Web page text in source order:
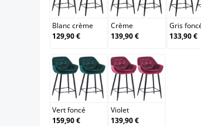
Blanc crème
129,90 €
Crème
139,90 €
Gris
133,90 €
Vert foncé
Vert foncé
159,90 €
Violet
Violet
139,90 €